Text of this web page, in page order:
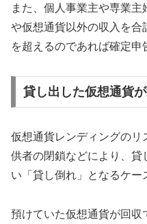
また、個人事業主や専業
や仮想通貨以外の収入を合
を超えるのであれば確定申
貸し出した仮想通貨
仮想通貨レンディングのリ
供者の閉鎖などにより、貸
い「貸し倒れ」となるケー
預けていた仮想通貨が回